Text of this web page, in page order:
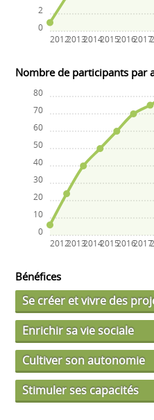
201220132014201520162017
0
2
Nombre de participants par
201220132014201520162017
0
10
20
30
40
50
60
70
80
Bénéfices
Se créer et vivre des
Enrichir sa vie sociale
Cultiver son autonomie
Stimuler ses capacités